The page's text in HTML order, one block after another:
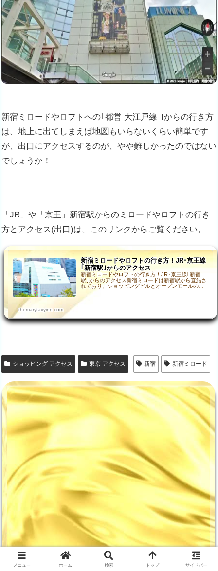
新宿ミロードやロフトへの｢都営 大江戸線 ｣からの行き方
は、地上に出てしまえば地図もいらないくらい簡単です
が、出口にアクセスするのが、やや難しかったのではない
でしょうか！
「JR」や「京王」新宿駅からのミロードやロフトの行き
方とアクセス(出口)は、このリンクからご覧ください。
新宿ミロードやロフトの行き方！JR･京王線
｢新宿駅｣からのアクセス
新宿ミロードやロフトの行き方！JR･京王線｢新宿
駅｣からのアクセス新宿ミロードは新宿駅から直結さ
れており、ショッピングビルとオープンモールのモ
ザイク通りで「南口」から「西口」までの間が繋が
れているので…
themarytavyinn.com
ショッピング アクセス 東京 アクセス 新宿 新宿ミロード
メニュー ホーム 検索 トップ サイドバー